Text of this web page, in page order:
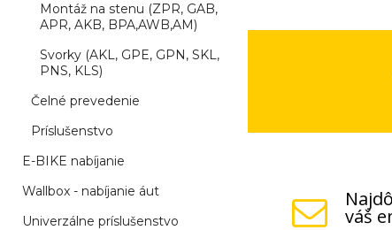
Montáž na stenu (ZPR, GAB,
APR, AKB, BPA,AWB,AM)
Svorky (AKL, GPE, GPN, SKL,
PNS, KLS)
Čelné prevedenie
Príslušenstvo
E-BIKE nabíjanie
Wallbox - nabíjanie áut
Univerzálne príslušenstvo
váš